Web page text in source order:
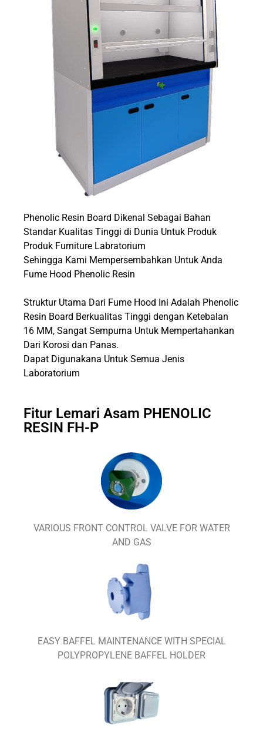
Phenolic Resin Board Dikenal Sebagai Bahan
Standar Kualitas Tinggi di Dunia Untuk Produk
Produk Furniture Labratorium
Sehingga Kami Mempersembahkan Untuk Anda
Fume Hood Phenolic Resin
Struktur Utama Dari Fume Hood Ini Adalah Phenolic
Resin Board Berkualitas Tinggi dengan Ketebalan
16 MM, Sangat Sempurna Untuk Mempertahankan
Dari Korosi dan Panas.
Dapat Digunakana Untuk Semua Jenis
Laboratorium
Fitur Lemari Asam PHENOLIC
RESIN FH-P
VARIOUS FRONT CONTROL VALVE FOR WATER
AND GAS
EASY BAFFEL MAINTENANCE WITH SPECIAL
POLYPROPYLENE BAFFEL HOLDER